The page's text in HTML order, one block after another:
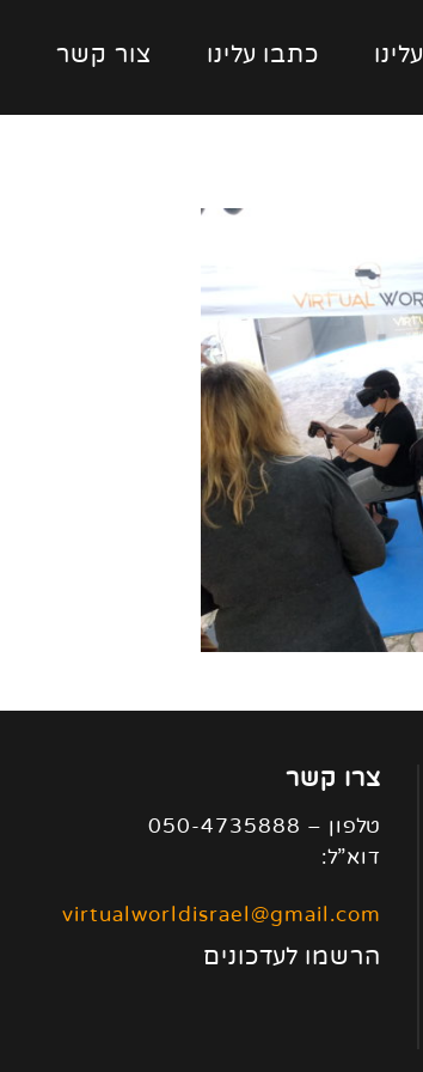
עלינו כתבו עלינו צור קשר
צרו קשר
טלפון – 050-4735888
דוא”ל:
virtualworldisrael@gmail.com
הרשמו לעדכונים